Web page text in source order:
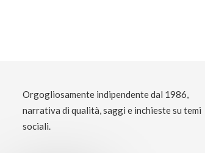
Orgogliosamente indipendente dal 1986,
narrativa di qualità, saggi e inchieste su temi
sociali.